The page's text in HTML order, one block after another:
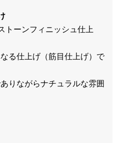
トーンフィニッシュ仕上
る仕上げ（筋目仕上げ）で
りながらナチュラルな雰囲